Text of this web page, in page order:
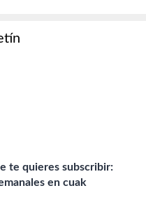
te quieres subscribir:
en cuak